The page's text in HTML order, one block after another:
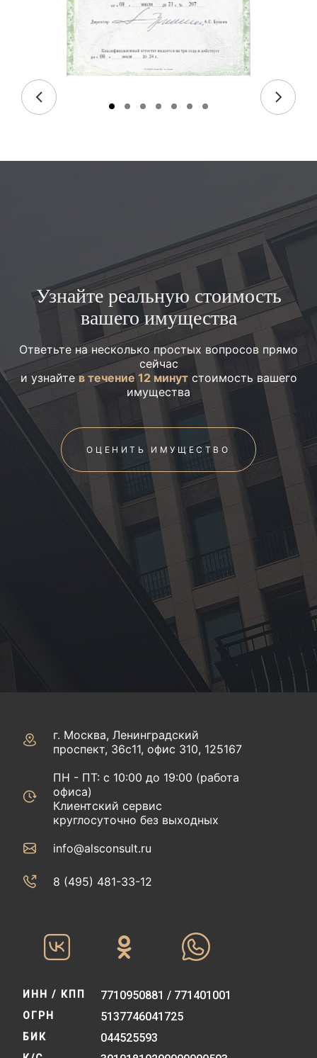
Узнайте реальную стоимость
вашего имущества
Ответьте на несколько простых вопросов прямо
сейчас
и узнайтев течение 12 минутстоимость вашего
имущества
ОЦЕНИТЬ ИМУЩЕСТВО
г. Москва, Ленинградский
проспект, 36с11, офис 310, 125167
ПН - ПТ: с 10:00 до 19:00 (работа
офиса)
Клиентский сервис
круглосуточно без выходных
info@alsconsult.ru
8 (495) 481-33-12‬‬
ИНН / КПП 7710950881 / 771401001
ОГРН 5137746041725
БИК 044525593